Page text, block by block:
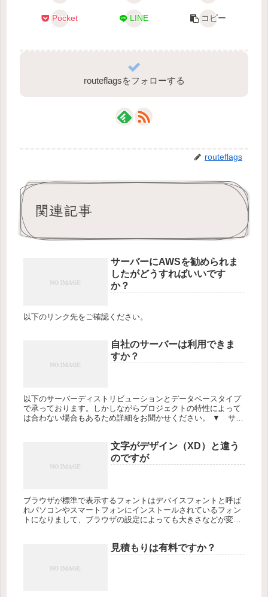
Pocket LINE コピー
routeflagsをフォローする
routeflags
関連記事
サーバーにAWSを勧められま
したがどうすればいいです
か？
以下のリンク先をご確認ください。
自社のサーバーは利用できま
すか？
以下のサーバーディストリビューションとデータベースタイプ
で承っております。しかしながらプロジェクトの特性によって
は合わない場合もあるため詳細をお聞かせください。 ▼ サー
文字がデザイン（XD）と違う
のですが
ブラウザが標準で表示するフォントはデバイスフォントと呼ば
れパソコンやスマートフォンにインストールされているフォン
トになりまして、ブラウザの設定によっても大きさなどが変わ
見積もりは有料ですか？